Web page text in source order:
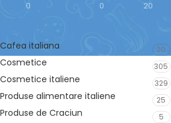
0 0 20
Cafea italiana 20
Cosmetice 305
Cosmetice italiene 329
Produse alimentare italiene 25
Produse de Craciun 5